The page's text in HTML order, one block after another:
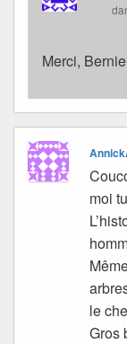
Merci,
moi
le
Gros